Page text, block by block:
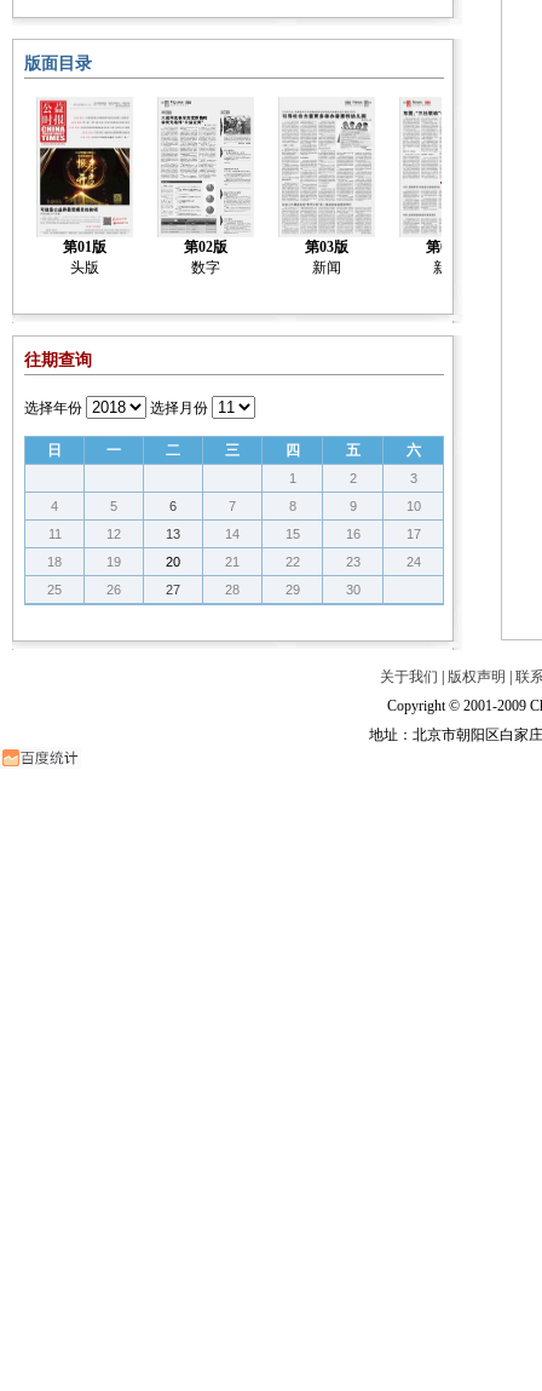
版面目录
第01版
头版
第02版
数字
第03版
新闻
第04版
新闻
往期查询
选择年份 选择月份
日 一 二 三 四 五 六
1 2
3
4
5 6 7 8 9
10
11
12 13 14 15 16
17
18
19 20 21 22 23
24
25
26 27 28 29 30
关于我们 版权声明
联
Copyright © 2001-2009
地址：北京市朝阳区白家